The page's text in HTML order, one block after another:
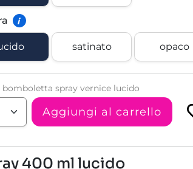
i
satinato opaco
spray vernice lucido
Aggiungi al carrello
400 ml lucido